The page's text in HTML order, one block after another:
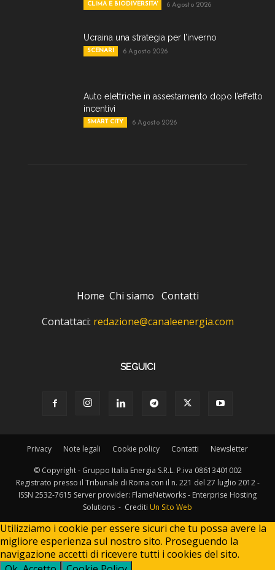
CLIMA E BIODIVERSITA' 6 Agosto 2026
Ucraina una strategia per l’inverno
SCENARI 6 Agosto 2026
Auto elettriche in assestamento dopo l’effetto
incentivi
SMART CITY 6 Agosto 2026
Home Chi siamo Contatti
Contattaci: redazione@canaleenergia.com
SEGUICI
Privacy Note legali Cookie policy Contatti Newsletter
© Copyright - Gruppo Italia Energia S.R.L. P.iva 08613401002
Registrato presso il Tribunale di Roma con il n. 221 del 27 luglio 2012 -
ISSN 2532-7615 Server provider: FlameNetworks - Enterprise Hosting
Solutions - Crediti Un Sito Web
Utilizziamo i cookie per essere sicuri che tu possa avere la
migliore esperienza sul nostro sito. Proseguendo la
navigazione accetti di ricevere tutti i cookies del sito.